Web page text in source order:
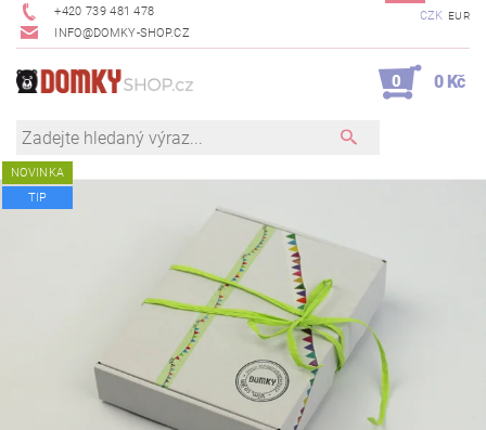
+420 739 481 478
INFO@DOMKY-SHOP.CZ
CZK EUR
0 0 Kč
NOVINKA
TIP